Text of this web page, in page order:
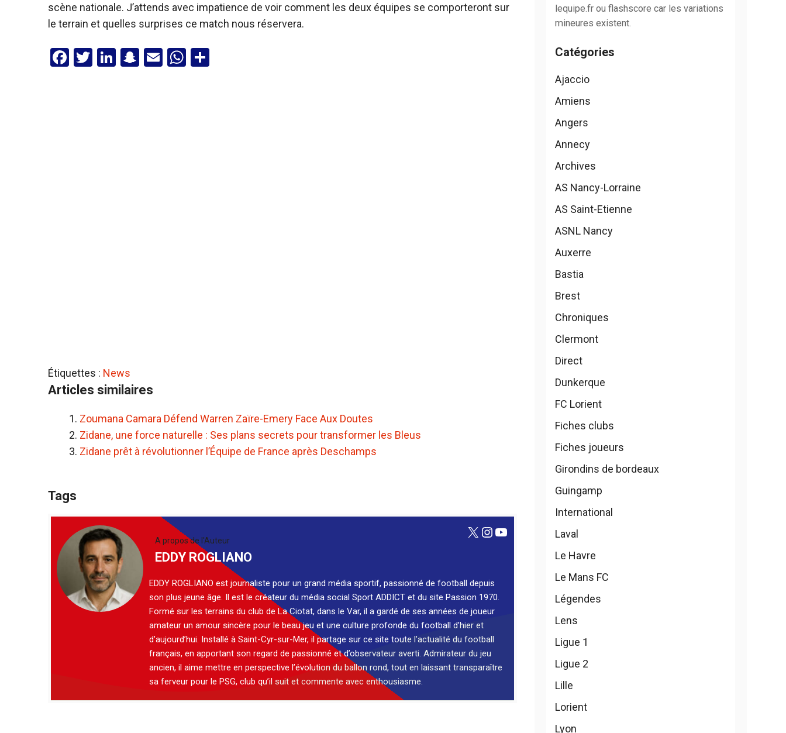
scène nationale. J’attends avec impatience de voir comment les deux équipes se comporteront sur
le terrain et quelles surprises ce match nous réservera.
F
T
Li
S
E
W
Étiquettes : News
Articles similaires
Zoumana Camara Défend Warren Zaïre-Emery Face Aux Doutes
Zidane, une force naturelle : Ses plans secrets pour transformer les Bleus
Zidane prêt à révolutionner l’Équipe de France après Deschamps
Tags
A propos de l'Auteur
EDDY ROGLIANO
X Instagram
YouTube
EDDY ROGLIANO est journaliste pour un grand média sportif, passionné de football depuis
son plus jeune âge. Il est le créateur du média social Sport ADDICT et du site Passion 1970.
Formé sur les terrains du club de La Ciotat, dans le Var, il a gardé de ses années de joueur
amateur un amour sincère pour le beau jeu et une culture profonde du football d’hier et
d’aujourd’hui. Installé à Saint-Cyr-sur-Mer, il partage sur ce site toute l’actualité du football
français, en apportant son regard de passionné et d’observateur averti. Admirateur du jeu
ancien, il aime mettre en perspective l’évolution du ballon rond, tout en laissant transparaître
sa ferveur pour le PSG, club qu’il suit et commente avec enthousiasme.
lequipe.fr ou flashscore car les variations
mineures existent.
Catégories
Ajaccio
Amiens
Angers
Annecy
Archives
AS Nancy-Lorraine
AS Saint-Etienne
ASNL Nancy
Auxerre
Bastia
Brest
Chroniques
Clermont
Direct
Dunkerque
FC Lorient
Fiches clubs
Fiches joueurs
Girondins de bordeaux
Guingamp
International
Laval
Le Havre
Le Mans FC
Légendes
Lens
Ligue 1
Ligue 2
Lille
Lorient
Lyon